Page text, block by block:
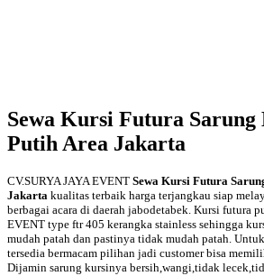
Sewa Kursi Futura
Putih Area Jakarta
CV.SURYA JAYA EVENT Sewa Kursi Futura
Jakarta kualitas terbaik harga terjangkau siap
berbagai acara di daerah jabodetabek. Kursi futura
EVENT type ftr 405 kerangka stainless sehingga
mudah patah dan pastinya tidak mudah patah.
tersedia bermacam pilihan jadi customer bisa
Dijamin sarung kursinya bersih,wangi,tidak